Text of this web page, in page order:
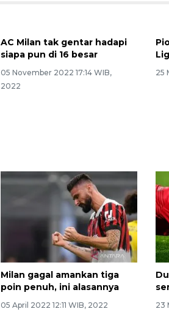
AC Milan tak gentar hadapi
siapa pun di 16 besar
05 November 2022 17:14 WIB,
2022
Milan gagal amankan tiga
poin penuh, ini alasannya
05 April 2022 12:11 WIB, 2022 23
bakau
20 September